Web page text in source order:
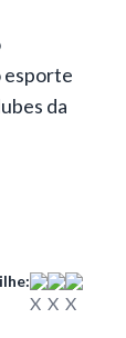
esporte
da